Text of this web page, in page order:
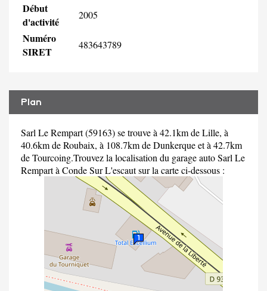
Début
d'activité
2005
Numéro
SIRET
483643789
Plan
Sarl Le Rempart (59163) se trouve à 42.1km de Lille, à
40.6km de Roubaix, à 108.7km de Dunkerque et à 42.7km
de Tourcoing.Trouvez la localisation du garage auto Sarl Le
Rempart à Conde Sur L'escaut sur la carte ci-dessous :